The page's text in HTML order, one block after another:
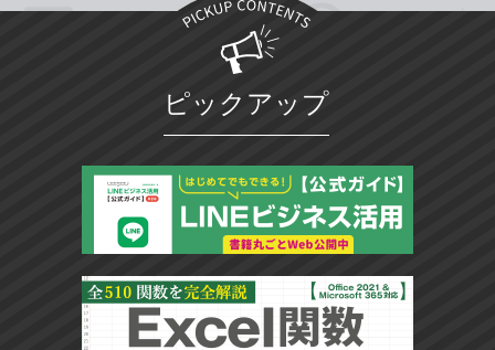
ピックアップ